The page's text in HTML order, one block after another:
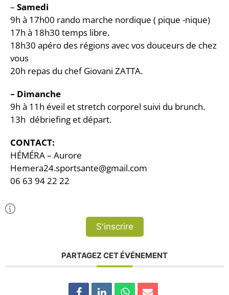
– Samedi
9h à 17h00 rando marche nordique ( pique -nique)
17h à 18h30 temps libre.
18h30 apéro des régions avec vos douceurs de chez
vous
20h repas du chef Giovani ZATTA.
– Dimanche
9h à 11h éveil et stretch corporel suivi du brunch.
13h débriefing et départ.
CONTACT:
HÉMÉRA – Aurore
Hemera24.sportsante@gmail.com
06 63 94 22 22
S'inscrire
PARTAGEZ CET ÉVÉNEMENT